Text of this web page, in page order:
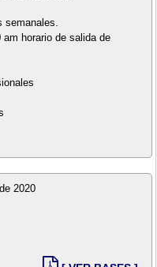
semanales.
horario de salida de
2020